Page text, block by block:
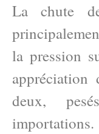
La chute
la pression
deux,